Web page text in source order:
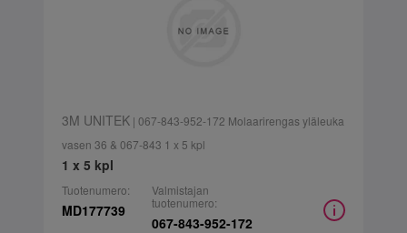
3M UNITEK| 067-843-952-172 Molaarirengas yläleuka
vasen 36 & 067-843 1 x 5 kpl
1 x 5 kpl
Tuotenumero:
MD177739
Valmistajan
tuotenumero:
067-843-952-172